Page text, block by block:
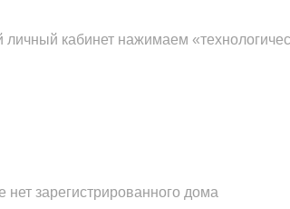
личный кабинет нажимаем
зарегистрированного дома